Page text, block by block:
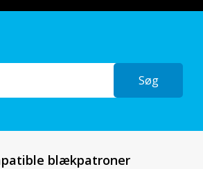
Søg
blækpatroner